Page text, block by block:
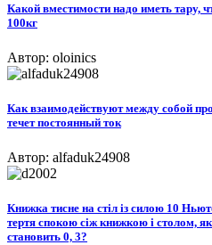
Какой вместимости надо иметь тару,
100кг
Автор: oloinics
Как взаимодействуют между собой
течет постоянный ток
Автор: alfaduk24908
Книжка тисне на стіл із силою 10
тертя спокою сіж книжкою і столом,
становить 0, 3?​